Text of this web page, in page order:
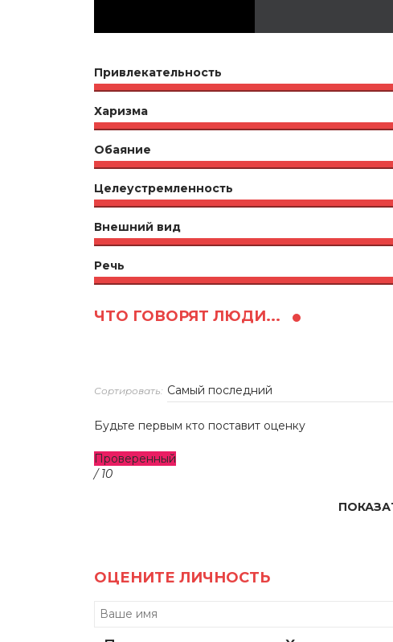
Привлекательность
Харизма
Обаяние
Целеустремленность
Внешний вид
Речь
ЧТО ГОВОРЯТ ЛЮДИ...
Сортировать:
Будьте первым кто поставит оценку
Проверенный
/ 10
ОЦЕНИТЕ ЛИЧНОСТЬ